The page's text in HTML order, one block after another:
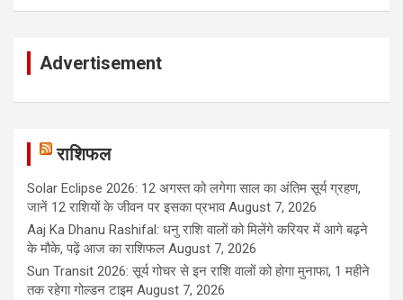
Advertisement
राशिफल
Solar Eclipse 2026: 12 अगस्त को लगेगा साल का अंतिम सूर्य ग्रहण,
जानें 12 राशियों के जीवन पर इसका प्रभाव August 7, 2026
Aaj Ka Dhanu Rashifal: धनु राशि वालों को मिलेंगे करियर में आगे बढ़ने
के मौके, पढ़ें आज का राशिफल August 7, 2026
Sun Transit 2026: सूर्य गोचर से इन राशि वालों को होगा मुनाफा, 1 महीने
तक रहेगा गोल्डन टाइम August 7, 2026